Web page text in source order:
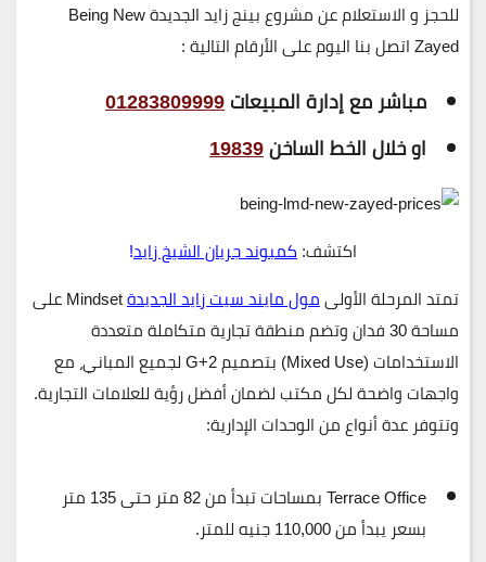
للحجز و الاستعلام عن مشروع بينج زايد الجديدة Being New
Zayed اتصل بنا اليوم على الأرقام التالية :
مباشر مع إدارة المبيعات01283809999
او خلال الخط الساخن19839
اكتشف:كمبوند جريان الشيخ زايد!
تمتدالمرحلة الأولىمول مايند سيت زايد الجديدة
على
مساحة30 فدان
وتضم منطقة تجارية متكاملة متعددة
الاستخدامات (Mixed Use) بتصميم G+2 لجميع المباني، مع
واجهات واضحة لكل مكتب لضمان أفضل رؤية للعلامات التجارية.
وتتوفر عدة أنواع من الوحدات الإدارية:
Terrace Office
بمساحات تبدأ من 82 متر حتى 135 متر
بسعر يبدأ من110,000 جنيه للمتر .